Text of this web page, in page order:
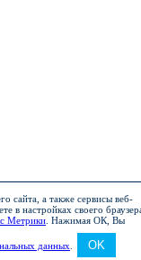
сайта, а также сервисы веб-
в настройках своего
Метрики Нажимая ОК, Вы
данных OK